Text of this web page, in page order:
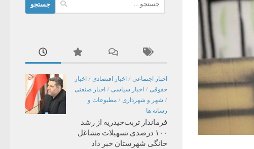
برای:
اخبار اجتماعی / اخبار اقتصادی / اخبار
حقوقی / اخبار سیاسی / اخبار صنعتی
/ شهر و شهرداری / مطبوعات و
رسانه ها
فرماندار تربت‌حیدریه از رشد
۱۰۰ درصدی تسهیلات مشاغل
خانگی شهرستان خبر داد